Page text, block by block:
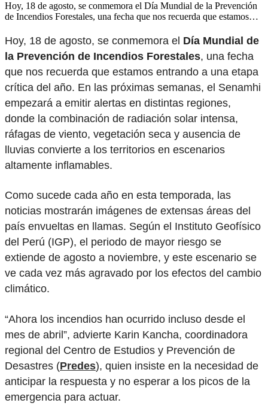
Hoy, 18 de agosto, se conmemora el Día Mundial de la Prevención
de Incendios Forestales, una fecha que nos recuerda que estamos…
Hoy, 18 de agosto, se conmemora el Día Mundial de
la Prevención de Incendios Forestales, una fecha
que nos recuerda que estamos entrando a una etapa
crítica del año. En las próximas semanas, el Senamhi
empezará a emitir alertas en distintas regiones,
donde la combinación de radiación solar intensa,
ráfagas de viento, vegetación seca y ausencia de
lluvias convierte a los territorios en escenarios
altamente inflamables.
Como sucede cada año en esta temporada, las
noticias mostrarán imágenes de extensas áreas del
país envueltas en llamas. Según el Instituto Geofísico
del Perú (IGP), el periodo de mayor riesgo se
extiende de agosto a noviembre, y este escenario se
ve cada vez más agravado por los efectos del cambio
climático.
“Ahora los incendios han ocurrido incluso desde el
mes de abril”, advierte Karin Kancha, coordinadora
regional del Centro de Estudios y Prevención de
Desastres (Predes), quien insiste en la necesidad de
anticipar la respuesta y no esperar a los picos de la
emergencia para actuar.